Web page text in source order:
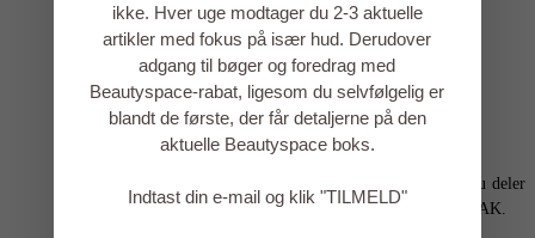
Anette Kristine Poulsen
REPLY
@ Nanna, 1000 tak for dit indspark og fordi du deler
dine erfaringer. Det betyder meget herinde, så TAK.
ikke. Hver uge modtager du 2-3 aktuelle
artikler med fokus på især hud. Derudover
adgang til bøger og foredrag med
Beautyspace-rabat, ligesom du selvfølgelig er
blandt de første, der får detaljerne på den
aktuelle Beautyspace boks.
Indtast din e-mail og klik "TILMELD"